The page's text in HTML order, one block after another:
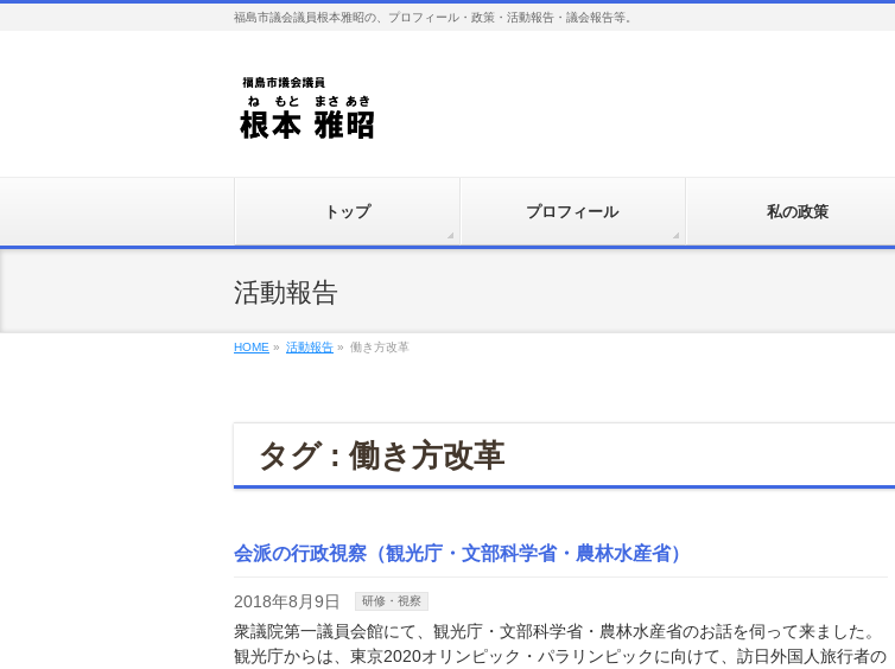
福島市議会議員根本雅昭の、プロフィール・政策・活動報告・議会報告等。
トップ プロフィール 私の政策
活動報告
HOME » 活動報告 » 働き方改革
タグ : 働き方改革
会派の行政視察（観光庁・文部科学省・農林水産省）
2018年8月9日 研修・視察
衆議院第一議員会館にて、観光庁・文部科学省・農林水産省のお話を伺って来ました。
観光庁からは、東京2020オリンピック・パラリンピックに向けて、訪日外国人旅行者の